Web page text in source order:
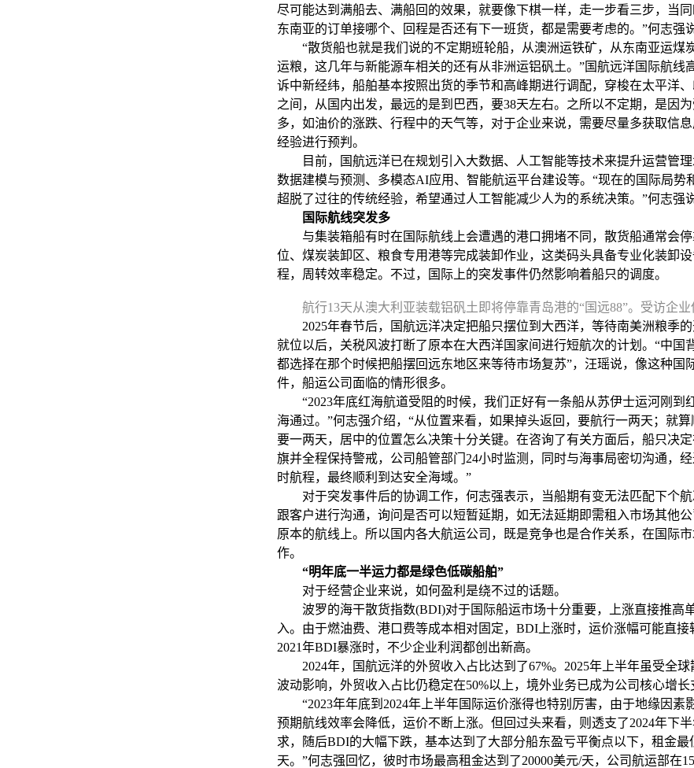
尽可能达到满船去、满船回的效果，就要像下棋一样，走一步看三步，当
东南亚的订单接哪个、回程是否还有下一班货，都是需要考虑的。”何志强说
“散货船也就是我们说的不定期班轮船，从澳洲运铁矿，从东南亚运煤
运粮，这几年与新能源车相关的还有从非洲运铝矾土。”国航远洋国际航线
诉中新经纬，船舶基本按照出货的季节和高峰期进行调配，穿梭在太平洋
之间，从国内出发，最远的是到巴西，要38天左右。之所以不定期，是因
多，如油价的涨跌、行程中的天气等，对于企业来说，需要尽量多获取信
经验进行预判。
目前，国航远洋已在规划引入大数据、人工智能等技术来提升运营管理
数据建模与预测、多模态AI应用、智能航运平台建设等。“现在的国际局势
超脱了过往的传统经验，希望通过人工智能减少人为的系统决策。”何志强说
国际航线突发多
与集装箱船有时在国际航线上会遭遇的港口拥堵不同，散货船通常会停
位、煤炭装卸区、粮食专用港等完成装卸作业，这类码头具备专业化装卸
程，周转效率稳定。不过，国际上的突发事件仍然影响着船只的调度。
航行13天从澳大利亚装载铝矾土即将停靠青岛港的“国远88”。受访企业
2025年春节后，国航远洋决定把船只摆位到大西洋，等待南美洲粮季的
就位以后，关税风波打断了原本在大西洋国家间进行短航次的计划。“中国
都选择在那个时候把船摆回远东地区来等待市场复苏”，汪瑶说，像这种国
件，船运公司面临的情形很多。
“2023年底红海航道受阻的时候，我们正好有一条船从苏伊士运河刚到
海通过。”何志强介绍，“从位置来看，如果掉头返回，要航行一两天；就
要一两天，居中的位置怎么决策十分关键。在咨询了有关方面后，船只决
旗并全程保持警戒，公司船管部门24小时监测，同时与海事局密切沟通，
时航程，最终顺利到达安全海域。”
对于突发事件后的协调工作，何志强表示，当船期有变无法匹配下个航
跟客户进行沟通，询问是否可以短暂延期，如无法延期即需租入市场其他
原本的航线上。所以国内各大航运公司，既是竞争也是合作关系，在国际
作。
“明年底一半运力都是绿色低碳船舶”
对于经营企业来说，如何盈利是绕不过的话题。
波罗的海干散货指数(BDI)对于国际船运市场十分重要，上涨直接推高
入。由于燃油费、港口费等成本相对固定，BDI上涨时，运价涨幅可能直接
2021年BDI暴涨时，不少企业利润都创出新高。
2024年，国航远洋的外贸收入占比达到了67%。2025年上半年虽受全球
波动影响，外贸收入占比仍稳定在50%以上，境外业务已成为公司核心增长
“2023年年底到2024年上半年国际运价涨得也特别厉害，由于地缘因素
预期航线效率会降低，运价不断上涨。但回过头来看，则透支了2024年下
求，随后BDI的大幅下跌，基本达到了大部分船东盈亏平衡点以下，租金最
天。”何志强回忆，彼时市场最高租金达到了20000美元/天，公司航运部在